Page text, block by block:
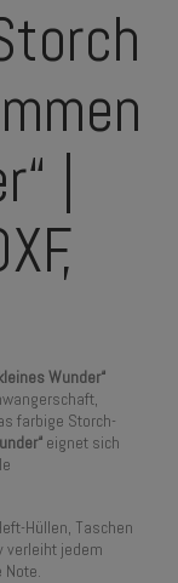
|
Wunder“
farbige Storch-
eignet sich
Hüllen, Taschen
verleiht jedem
Note.